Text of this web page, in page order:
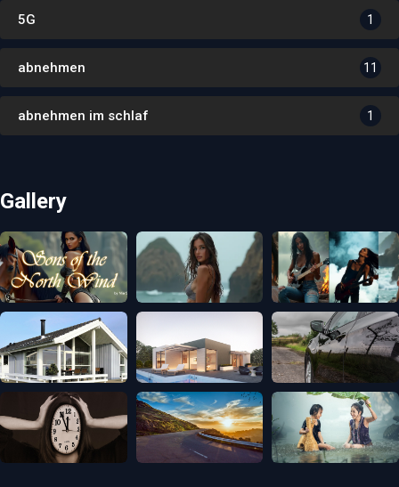
5G 1
abnehmen 11
abnehmen im schlaf 1
Gallery